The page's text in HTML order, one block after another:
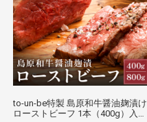
to-un-be特製 島原和牛醤油麹漬け
ローストビーフ 1本（400g）入り